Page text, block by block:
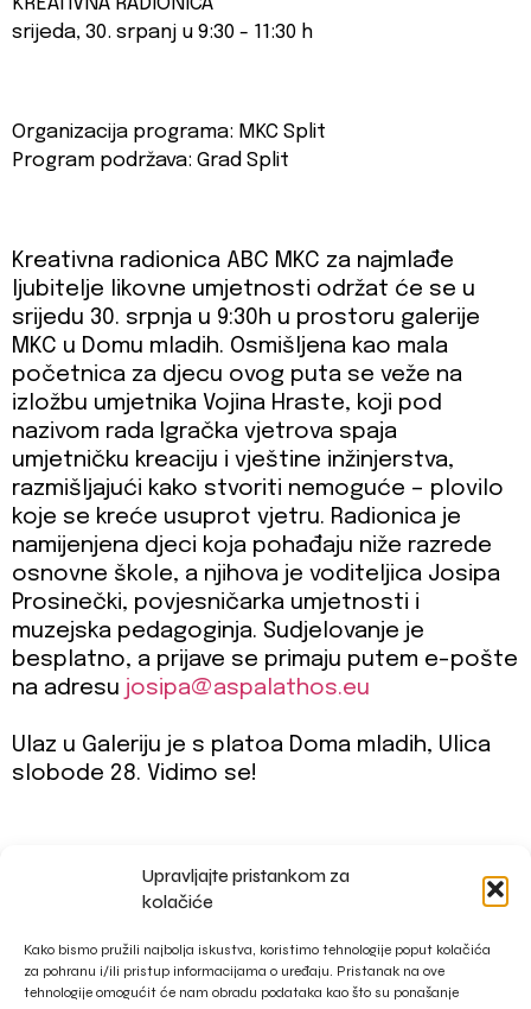
Upravljajte pristankom za
kolačiće
Kako bismo pružili najbolja iskustva, koristimo tehnologije poput kolačića
za pohranu i/ili pristup informacijama o uređaju. Pristanak na ove
tehnologije omogućit će nam obradu podataka kao što su ponašanje
KREATIVNA RADIONICA
srijeda, 30. srpanj u 9:30 - 11:30 h
Organizacija programa: MKC Split
Program podržava: Grad Split
Kreativna radionica ABC MKC za najmlađe
ljubitelje likovne umjetnosti održat će se u
srijedu 30. srpnja u 9:30h u prostoru galerije
MKC u Domu mladih. Osmišljena kao mala
početnica za djecu ovog puta se veže na
izložbu umjetnika Vojina Hraste, koji pod
nazivom rada Igračka vjetrova spaja
umjetničku kreaciju i vještine inžinjerstva,
razmišljajući kako stvoriti nemoguće – plovilo
koje se kreće usuprot vjetru. Radionica je
namijenjena djeci koja pohađaju niže razrede
osnovne škole, a njihova je voditeljica Josipa
Prosinečki, povjesničarka umjetnosti i
muzejska pedagoginja. Sudjelovanje je
besplatno, a prijave se primaju putem e-pošte
na adresu josipa@aspalathos.eu
Ulaz u Galeriju je s platoa Doma mladih, Ulica
slobode 28. Vidimo se!
impressum
privacy policy